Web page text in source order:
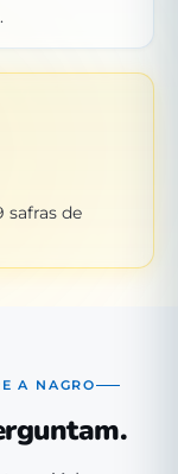
safras de
A NAGRO